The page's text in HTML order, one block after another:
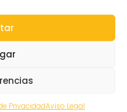
PrivacidadAviso Legal